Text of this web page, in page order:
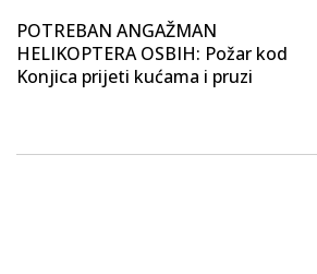
POTREBAN ANGAŽMAN
HELIKOPTERA OSBIH: Požar kod
Konjica prijeti kućama i pruzi